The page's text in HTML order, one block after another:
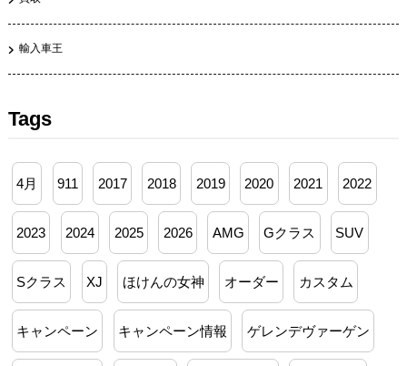
輸入車王
Tags
4月 911 2017 2018 2019 2020 2021 2022
2023 2024 2025 2026 AMG Gクラス SUV
Sクラス XJ ほけんの女神 オーダー カスタム
キャンペーン キャンペーン情報 ゲレンデヴァーゲン